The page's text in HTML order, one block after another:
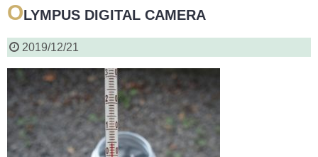
OLYMPUS DIGITAL CAMERA
2019/12/21